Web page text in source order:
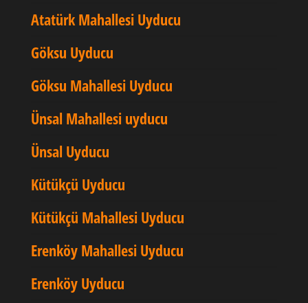
Atatürk Mahallesi Uyducu
Göksu Uyducu
Göksu Mahallesi Uyducu
Ünsal Mahallesi uyducu
Ünsal Uyducu
Kütükçü Uyducu
Kütükçü Mahallesi Uyducu
Erenköy Mahallesi Uyducu
Erenköy Uyducu